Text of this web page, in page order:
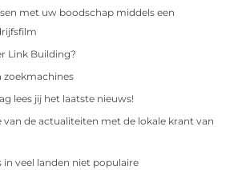
met uw boodschap middels een
Link Building?
zoekmachines
lees jij het laatste nieuws!
van de actualiteiten met de lokale krant van
in veel landen niet populaire